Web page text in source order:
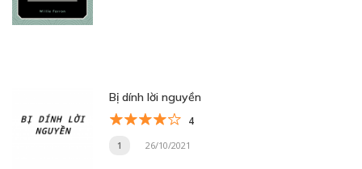
Bị dính lời nguyền
4
1 26/10/2021